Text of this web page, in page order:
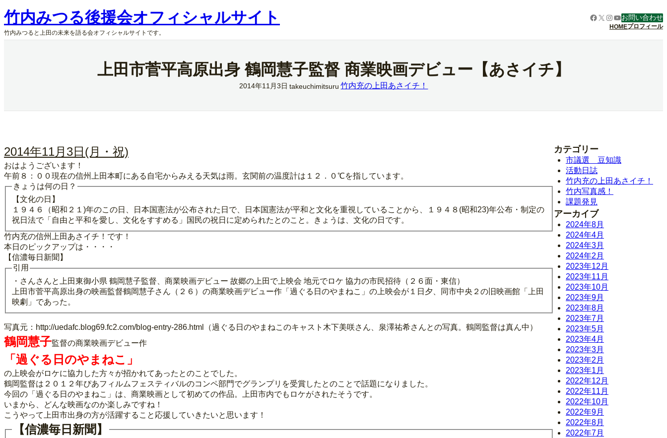
内
容
を
ス
竹内みつる後援会オフィシャルサイト
竹内みつると上田の未来を語る会オフィシャルサイトです。
Facebook
X Instagram
YouTube
お問い合わせ
HOMEプロフィール
上田市菅平高原出身 鶴岡慧子監督 商業映画デビュー【あさイチ】
2014年11月3日 takeuchimitsuru 竹内充の上田あさイチ！
2014年11月3日(月・祝)
おはようございます！
午前８：００現在の信州上田本町にある自宅からみえる天気は雨。玄関前の温度計は１２．０℃を指しています。
きょうは何の日？
【文化の日】
１９４６（昭和２１)年のこの日、日本国憲法が公布された日で、日本国憲法が平和と文化を重視していることから、１９４８(昭和23)年公布・制定の
祝日法で「自由と平和を愛し、文化をすすめる」国民の祝日に定められたとのこと。きょうは、文化の日です。
竹内充の信州上田あさイチ！です！
本日のピックアップは・・・・
【信濃毎日新聞】
引用
・さんさんと上田東御小県 鶴岡慧子監督、商業映画デビュー 故郷の上田で上映会 地元でロケ 協力の市民招待（２６面・東信）
上田市菅平高原出身の映画監督鶴岡慧子さん（２６）の商業映画デビュー作「過ぐる日のやまねこ」の上映会が１日夕、同市中央２の旧映画館「上田
映劇」であった。
写真元：http://uedafc.blog69.fc2.com/blog-entry-286.html（過ぐる日のやまねこのキャスト木下美咲さん、泉澤祐希さんとの写真。鶴岡監督は真ん中）
鶴岡慧子監督の商業映画デビュー作
「過ぐる日のやまねこ」
の上映会がロケに協力した方々が招かれてあったとのことでした。
鶴岡監督は２０１２年ぴあフィルムフェスティバルのコンペ部門でグランプリを受賞したとのことで話題になりました。
今回の「過ぐる日のやまねこ」は、商業映画として初めての作品。上田市内でもロケがされたそうです。
いまから、どんな映画なのか楽しみですね！
こうやって上田市出身の方が活躍すること応援していきたいと思います！
【信濃毎日新聞】
カテゴリー
市議選 豆知識
活動日誌
竹内充の上田あさイチ！
竹内写真感！
課題発見
アーカイブ
2024年8月
2024年4月
2024年3月
2024年2月
2023年12月
2023年11月
2023年10月
2023年9月
2023年8月
2023年7月
2023年5月
2023年4月
2023年3月
2023年2月
2023年1月
2022年12月
2022年11月
2022年10月
2022年9月
2022年8月
2022年7月